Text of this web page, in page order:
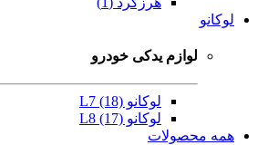
لوکانو
لوازم یدکی خودرو
لوکانو L7 (18)
لوکانو L8 (17)
همه محصولات